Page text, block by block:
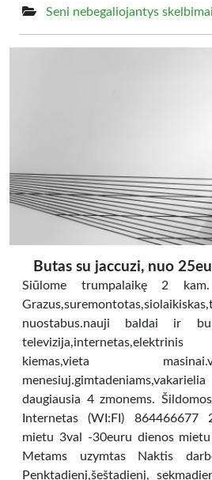
Seni nebegaliojantys skelbimai
Butas su jaccuzi, nuo
Siūlome trumpalaikę 2
nuostabus.nauji baldai ir
kiemas,vieta
daugiausia 4 zmonems.
Internetas (WI:FI) 864466677
mietu 3val -30euru dienos
Metams uzymtas Naktis
Penktadienį,šeštadienį,